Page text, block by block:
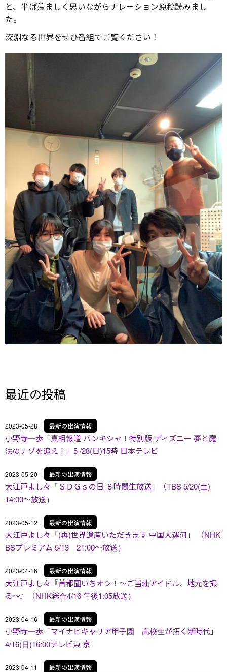
と、半ば羨ましく思いながらナレーション原稿読みまし
た。
深淵なる世界をぜひ番組でご覧ください！
最近の投稿
2023-05-28 最新の出演情報
小野寺一歩「真相報道 バンキシャ！特別版 ディズニー 夢と魔
法のナゾを追え！」5 /28(日)15時 日本テレビ
2023-05-20 最新の出演情報
大江戸よし々「ＳＤＧｓの日 ８時間生放送」（TBS 5/20(土)
14:00～放送）
2023-05-12 最新の出演情報
大江戸よし々「(再)世界遺産いただきます 中国大運河」 （NHK
BSプレミアム 5/13 21:00～放送）
2023-04-16 最新の出演情報
大江戸よし々『首都圏いちオシ！〜ご当地アイドル、地元を撮
る〜』（NHK総合4/16 午後1:05放送）
2023-04-16 最新の出演情報
小野寺一歩「マイナビキャリア甲子園 高校生が拓く新時代」
4/16(日)16:00テレビ東 京
2023-04-11 最新の出演情報